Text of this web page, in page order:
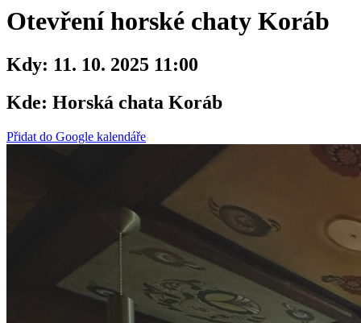
Otevření horské chaty Koráb
Kdy: 11. 10. 2025 11:00
Kde: Horská chata Koráb
Přidat do Google kalendáře